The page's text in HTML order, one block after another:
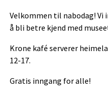
Velkommen til nabodag! Vi
å bli betre kjend med
Krone kafé serverer
12-17.
Gratis inngang for alle!